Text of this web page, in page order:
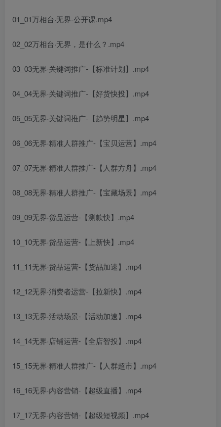
01_01万相台·无界-公开课.mp4
02_02万相台·无界，是什么？.mp4
03_03无界·关键词推广-【标准计划】.mp4
04_04无界·关键词推广-【好货快投】.mp4
05_05无界·关键词推广-【趋势明星】.mp4
06_06无界·精准人群推广-【宝贝运营】.mp4
07_07无界·精准人群推广-【人群方舟】.mp4
08_08无界·精准人群推广-【宝藏场景】.mp4
09_09无界·货品运营-【测款快】.mp4
10_10无界·货品运营-【上新快】.mp4
11_11无界·货品运营-【货品加速】.mp4
12_12无界·消费者运营-【拉新快】.mp4
13_13无界·活动场景-【活动加速】.mp4
14_14无界·店铺运营-【全店智投】.mp4
15_15无界·精准人群推广-【人群超市】.mp4
16_16无界·内容营销-【超级直播】.mp4
17_17无界·内容营销-【超级短视频】.mp4